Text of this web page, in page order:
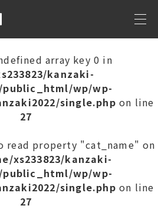
array key 0 in
kanzaki-
wp/wp-
single.php on line
27
read property "cat_name" on
xs233823/kanzaki-
wp/wp-
single.php on line
27